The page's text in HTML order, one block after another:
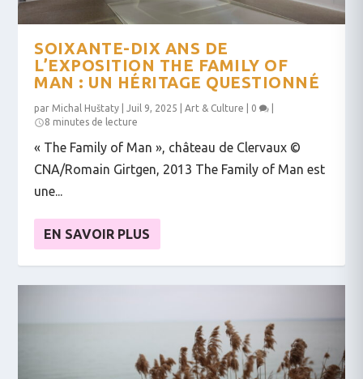
SOIXANTE-DIX ANS DE
L’EXPOSITION THE FAMILY OF
MAN : UN HÉRITAGE QUESTIONNÉ
par Michal Huštaty |Juil 9, 2025 |Art & Culture 0
8 minutes de lecture
« The Family of Man », château de Clervaux ©
CNA/Romain Girtgen, 2013 The Family of Man est
une...
EN SAVOIR PLUS